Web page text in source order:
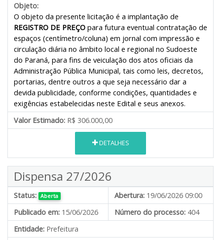
Objeto:
O objeto da presente licitação é a implantação de
REGISTRO DE PREÇO para futura eventual contratação de
espaços (centímetro/coluna) em jornal com impressão e
circulação diária no âmbito local e regional no Sudoeste
do Paraná, para fins de veiculação dos atos oficiais da
Administração Pública Municipal, tais como leis, decretos,
portarias, dentre outros a que seja necessário dar a
devida publicidade, conforme condições, quantidades e
exigências estabelecidas neste Edital e seus anexos.
Valor Estimado: R$ 306.000,00
DETALHES
Dispensa 27/2026
Status: Aberta Abertura: 19/06/2026 09:00
Publicado em: 15/06/2026 Número do processo: 404
Entidade: Prefeitura